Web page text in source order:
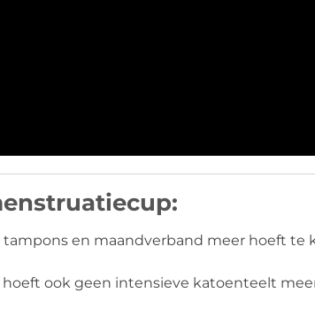
en maandverband meer hoeft te
ook geen intensieve katoenteelt